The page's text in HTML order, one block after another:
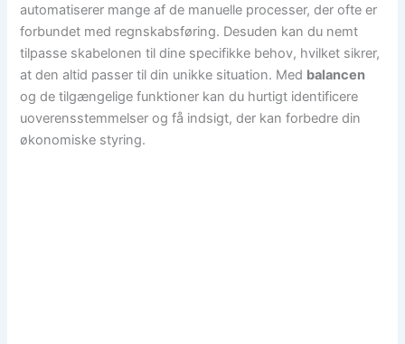
automatiserer mange af de manuelle processer, der ofte er
forbundet med regnskabsføring. Desuden kan du nemt
tilpasse skabelonen til dine specifikke behov, hvilket sikrer,
at den altid passer til din unikke situation. Med balancen
og de tilgængelige funktioner kan du hurtigt identificere
uoverensstemmelser og få indsigt, der kan forbedre din
økonomiske styring.